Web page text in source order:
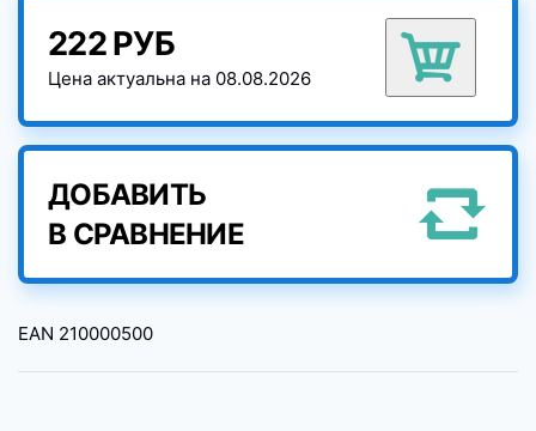
222 РУБ
Цена актуальна на 08.08.2026
ДОБАВИТЬ
В СРАВНЕНИЕ
EAN 210000500